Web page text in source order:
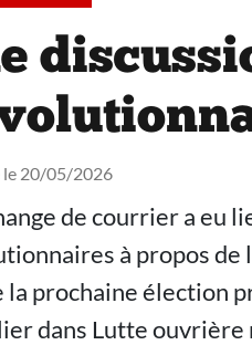
le 20/05/2026
de courrier a eu
à propos de
la prochaine élection
dans Lutte ouvrière